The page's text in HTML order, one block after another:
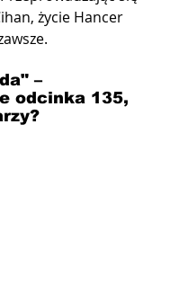
życie Hancer
–
odcinka 135,